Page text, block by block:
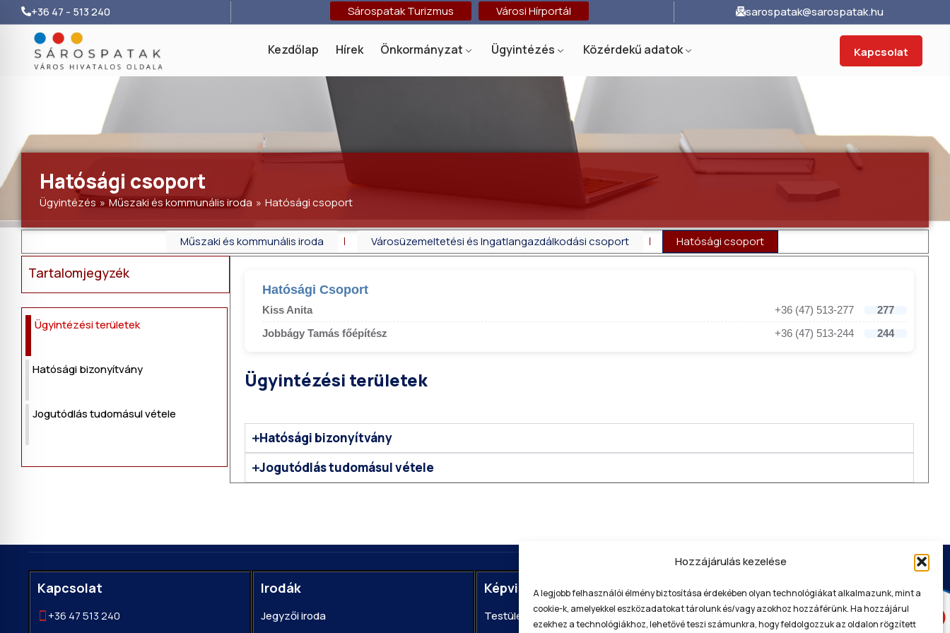
Hozzájárulás kezelése
A legjobb felhasználói élmény biztosítása érdekében olyan technológiákat alkalmazunk, mint a
cookie-k, amelyekkel eszközadatokat tárolunk és/vagy azokhoz hozzáférünk. Ha hozzájárul
ezekhez a technológiákhoz, lehetővé teszi számunkra, hogy feldolgozzuk az oldalon rögzített
+36 47 - 513 240 Sárospatak Turizmus Városi Hírportál sarospatak@sarospatak.hu
Kezdőlap Hírek Önkormányzat Ügyintézés Közérdekű adatok Kapcsolat
Hatósági csoport
Ügyintézés » Műszaki és kommunális iroda » Hatósági csoport
Műszaki és kommunális iroda Városüzemeltetési és Ingatlangazdálkodási csoport Hatósági csoport
Tartalomjegyzék
Ügyintézési területek
Hatósági bizonyítvány
Jogutódlás tudomásul vétele
Hatósági Csoport
Kiss Anita +36 (47) 513-277
277
Jobbágy Tamás főépítész
+36 (47) 513-244 244
Ügyintézési területek
Hatósági bizonyítvány
Jogutódlás tudomásul vétele
Kapcsolat
+36 47 513 240
Irodák
Jegyzői iroda
Képviselő-testület
Testületi ülések
Dokumentumok
Sárospataki Polgármesteri Hivatal -
Adatkezelési tájékoztató